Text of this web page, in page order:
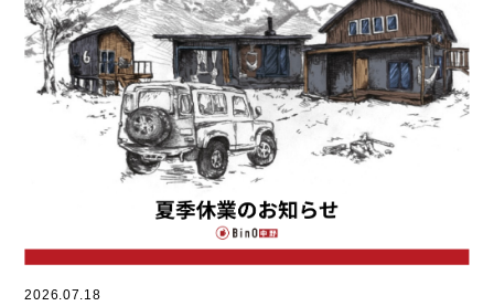
モデルハウス
ライフスタイル
クオリティ
ブログ
2026.07.18